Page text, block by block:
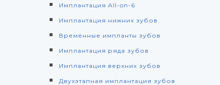
Имплантация All-on-6
Имплантация нижних зубов
Временные импланты зубов
Имплантация ряда зубов
Имплантация верхних зубов
Двухэтапная имплантация зубов